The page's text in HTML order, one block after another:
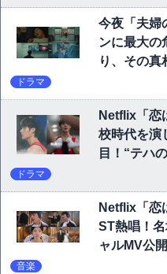
今夜「夫婦
ンに最大
り、その真
ドラマ
Netflix「恋
校時代を演
目！“テハ
ドラマ
Netflix「恋
ST熱唱！
ャルMV公開
音楽